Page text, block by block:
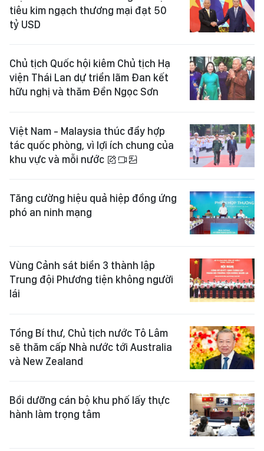
tiêu kim ngạch thương mại đạt 50
tỷ USD
Chủ tịch Quốc hội kiêm Chủ tịch Hạ
viện Thái Lan dự triển lãm Đan kết
hữu nghị và thăm Đền Ngọc Sơn
Việt Nam - Malaysia thúc đẩy hợp
tác quốc phòng, vì lợi ích chung của
khu vực và mỗi nước
Tăng cường hiệu quả hiệp đồng ứng
phó an ninh mạng
Vùng Cảnh sát biển 3 thành lập
Trung đội Phương tiện không người
lái
Tổng Bí thư, Chủ tịch nước Tô Lâm
sẽ thăm cấp Nhà nước tới Australia
và New Zealand
Bồi dưỡng cán bộ khu phố lấy thực
hành làm trọng tâm